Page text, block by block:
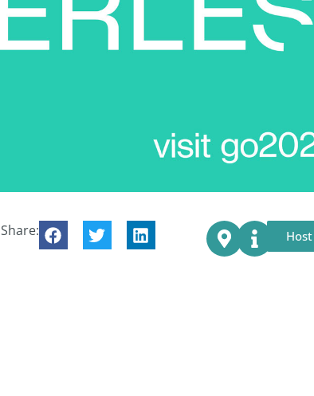
Share: Host